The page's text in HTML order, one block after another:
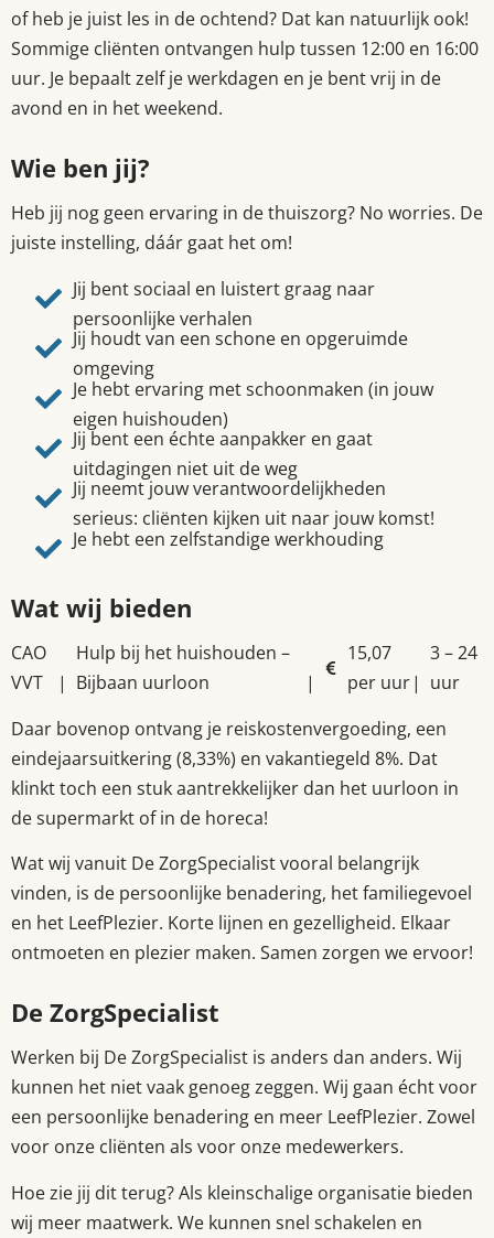
of heb je juist les in de ochtend? Dat kan natuurlijk ook!
Sommige cliënten ontvangen hulp tussen 12:00 en 16:00
uur. Je bepaalt zelf je werkdagen en je bent vrij in de
avond en in het weekend.
Wie ben jij?
Heb jij nog geen ervaring in de thuiszorg? No worries. De
juiste instelling, dáár gaat het om!
Jij bent sociaal en luistert graag naar
persoonlijke verhalen
Jij houdt van een schone en opgeruimde
omgeving
Je hebt ervaring met schoonmaken (in jouw
eigen huishouden)
Jij bent een échte aanpakker en gaat
uitdagingen niet uit de weg
Jij neemt jouw verantwoordelijkheden
serieus: cliënten kijken uit naar jouw komst!
Je hebt een zelfstandige werkhouding
Wat wij bieden
CAO
VVT
|
Hulp bij het huishouden –
Bijbaan uurloon
|
15,07
per uur|
3 – 24
uur
Daar bovenop ontvang je reiskostenvergoeding, een
eindejaarsuitkering (8,33%) en vakantiegeld 8%. Dat
klinkt toch een stuk aantrekkelijker dan het uurloon in
de supermarkt of in de horeca!
Wat wij vanuit De ZorgSpecialist vooral belangrijk
vinden, is de persoonlijke benadering, het familiegevoel
en het LeefPlezier. Korte lijnen en gezelligheid. Elkaar
ontmoeten en plezier maken. Samen zorgen we ervoor!
De ZorgSpecialist
Werken bij De ZorgSpecialist is anders dan anders. Wij
kunnen het niet vaak genoeg zeggen. Wij gaan écht voor
een persoonlijke benadering en meer LeefPlezier. Zowel
voor onze cliënten als voor onze medewerkers.
Hoe zie jij dit terug? Als kleinschalige organisatie bieden
wij meer maatwerk. We kunnen snel schakelen en